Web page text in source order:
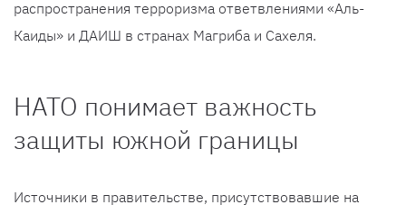
распространения терроризма ответвлениями «Аль-
Каиды» и ДАИШ в странах Магриба и Сахеля.
НАТО понимает важность
защиты южной границы
Источники в правительстве, присутствовавшие на